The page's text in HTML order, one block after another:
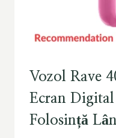
Vozol Rave
Ecran Digital
Folosință